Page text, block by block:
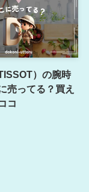
）の腕時
売ってる？買え
コ